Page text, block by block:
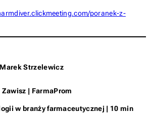
poranek-z-
Marek Strzelewicz
Zawisz | FarmaProm
w branży farmaceutycznej | 10 min